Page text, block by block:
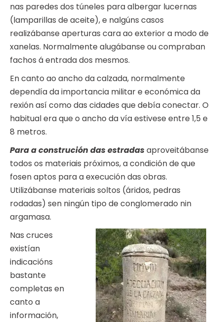
nas paredes dos túneles para albergar lucernas
(lamparillas de aceite), e nalgúns casos
realizábanse aperturas cara ao exterior a modo de
xanelas. Normalmente alugábanse ou compraban
fachos á entrada dos mesmos.
En canto ao ancho da calzada, normalmente
dependía da importancia militar e económica da
rexión así como das cidades que debía conectar. O
habitual era que o ancho da vía estivese entre 1,5 e
8 metros.
Para a construción das estradasaproveitábanse
todos os materiais próximos, a condición de que
fosen aptos para a execución das obras.
Utilizábanse materiais soltos (áridos, pedras
rodadas) sen ningún tipo de conglomerado nin
argamasa.
Nas cruces
existían
indicacións
bastante
completas en
canto a
información,